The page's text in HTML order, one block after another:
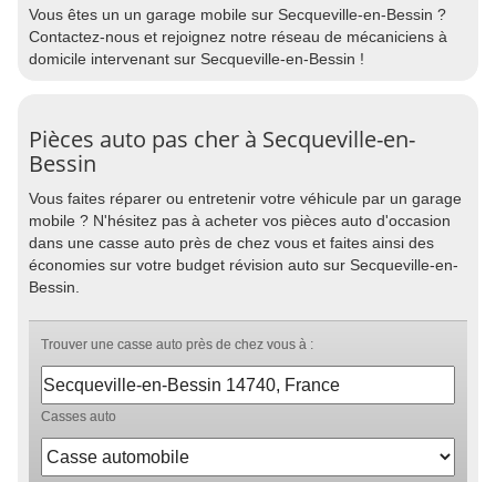
Vous êtes un un garage mobile sur Secqueville-en-Bessin ?
Contactez-nous et rejoignez notre réseau de mécaniciens à
domicile intervenant sur Secqueville-en-Bessin !
Pièces auto pas cher à Secqueville-en-
Bessin
Vous faites réparer ou entretenir votre véhicule par un garage
mobile ? N'hésitez pas à acheter vos pièces auto d'occasion
dans une casse auto près de chez vous et faites ainsi des
économies sur votre budget révision auto sur Secqueville-en-
Bessin.